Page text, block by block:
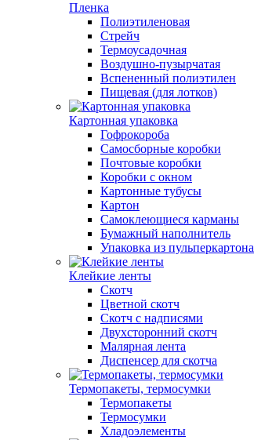
Пленка
Полиэтиленовая
Стрейч
Термоусадочная
Воздушно-пузырчатая
Вспененный полиэтилен
Пищевая (для лотков)
Картонная упаковка
Гофрокороба
Самосборные коробки
Почтовые коробки
Коробки с окном
Картонные тубусы
Картон
Самоклеющиеся карманы
Бумажный наполнитель
Упаковка из пульперкартона
Клейкие ленты
Скотч
Цветной скотч
Скотч с надписями
Двухсторонний скотч
Малярная лента
Диспенсер для скотча
Термопакеты, термосумки
Термопакеты
Термосумки
Хладоэлементы